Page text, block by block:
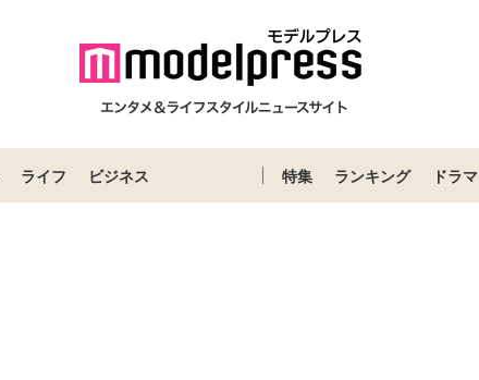
ライフ ビジネス 特集 ランキング ドラマ